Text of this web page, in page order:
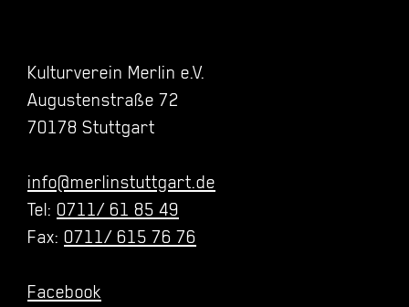
Kulturverein Merlin e.V.
Augustenstraße 72
70178 Stuttgart
info@merlinstuttgart.de
Tel: 0711/ 61 85 49
Fax: 0711/ 615 76 76
Facebook